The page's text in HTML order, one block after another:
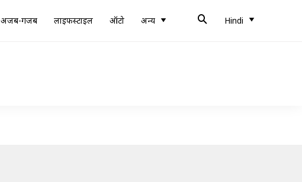
अजब-गजब लाइफस्टाइल ऑटो अन्य Hindi